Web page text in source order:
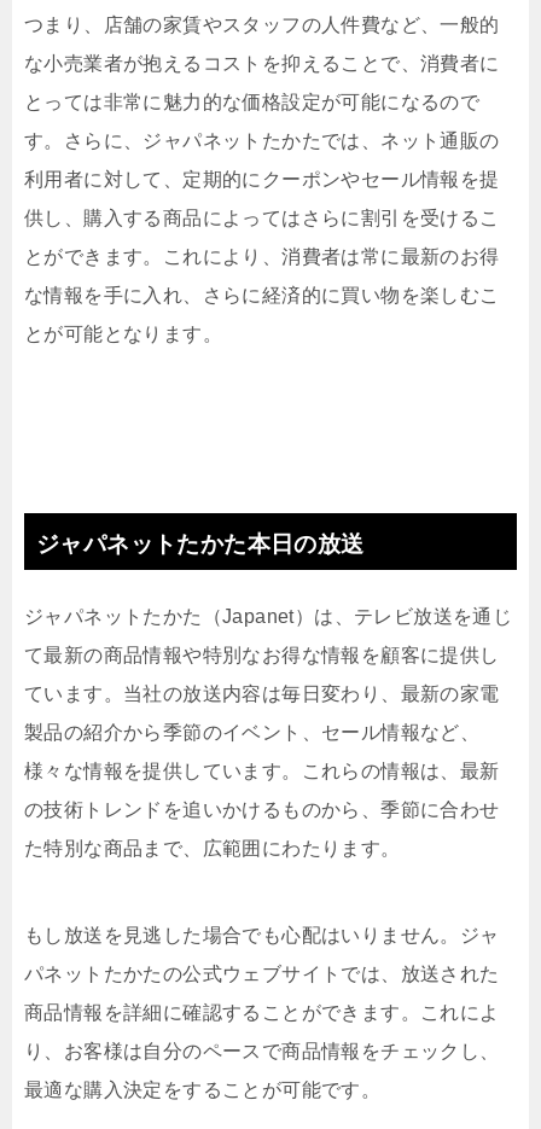
つまり、店舗の家賃やスタッフの人件費など、一般的
な小売業者が抱えるコストを抑えることで、消費者に
とっては非常に魅力的な価格設定が可能になるので
す。さらに、ジャパネットたかたでは、ネット通販の
利用者に対して、定期的にクーポンやセール情報を提
供し、購入する商品によってはさらに割引を受けるこ
とができます。これにより、消費者は常に最新のお得
な情報を手に入れ、さらに経済的に買い物を楽しむこ
とが可能となります。
ジャパネットたかた本日の放送
ジャパネットたかた（Japanet）は、テレビ放送を通じ
て最新の商品情報や特別なお得な情報を顧客に提供し
ています。当社の放送内容は毎日変わり、最新の家電
製品の紹介から季節のイベント、セール情報など、
様々な情報を提供しています。これらの情報は、最新
の技術トレンドを追いかけるものから、季節に合わせ
た特別な商品まで、広範囲にわたります。
もし放送を見逃した場合でも心配はいりません。ジャ
パネットたかたの公式ウェブサイトでは、放送された
商品情報を詳細に確認することができます。これによ
り、お客様は自分のペースで商品情報をチェックし、
最適な購入決定をすることが可能です。